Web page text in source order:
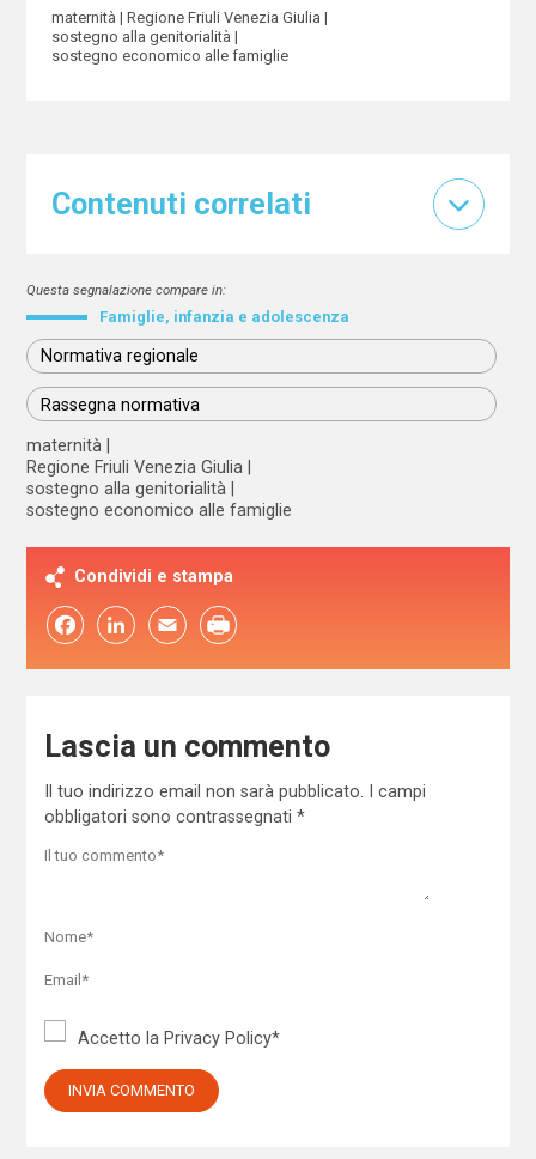
maternità
Regione Friuli Venezia Giulia
sostegno alla genitorialità
sostegno economico alle famiglie
Contenuti correlati
Questa segnalazione compare in:
Famiglie, infanzia e adolescenza
Normativa regionale
Rassegna normativa
maternità
Regione Friuli Venezia Giulia
sostegno alla genitorialità
sostegno economico alle famiglie
Condividi e stampa
FacebookLinkedIn Email
Lascia un commento
Il tuo indirizzo email non sarà pubblicato.
I campi
obbligatori sono contrassegnati *
Accetto la Privacy Policy*